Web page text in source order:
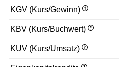
KGV (Kurs/Gewinn)
KBV (Kurs/Buchwert)
KUV (Kurs/Umsatz)